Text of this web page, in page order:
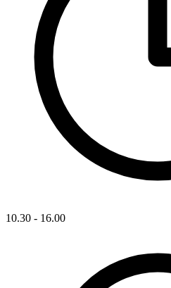
10.30 - 16.00